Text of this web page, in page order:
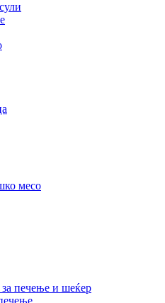
месо
печење и шеќер